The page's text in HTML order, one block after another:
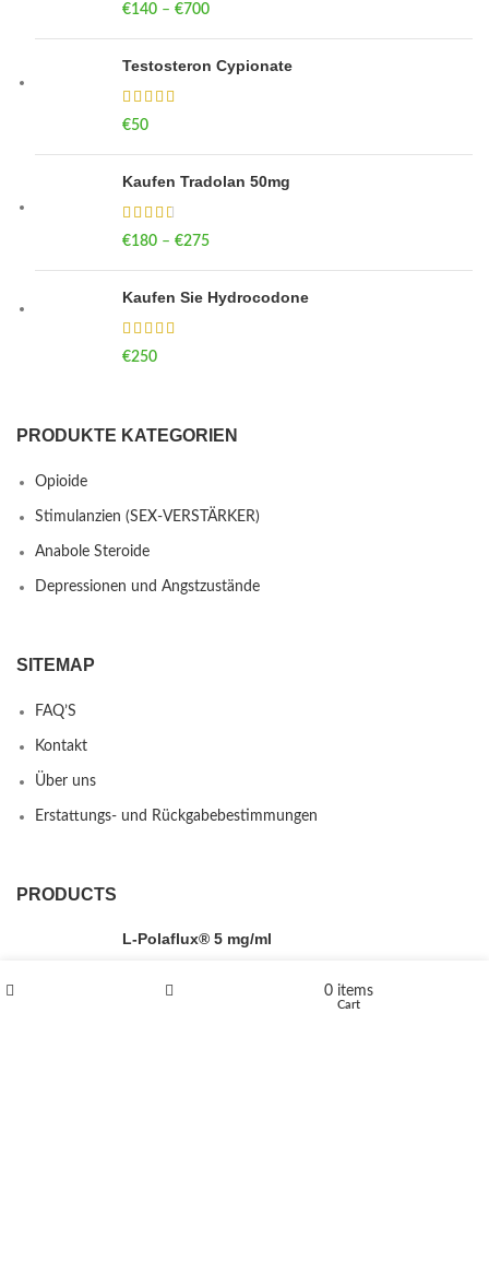
€140 – €700
Testosteron Cypionate
€50
Kaufen Tradolan 50mg
€180 – €275
Kaufen Sie Hydrocodone
€250
PRODUKTE KATEGORIEN
Opioide
Stimulanzien (SEX-VERSTÄRKER)
Anabole Steroide
Depressionen und Angstzustände
SITEMAP
FAQ’S
Kontakt
Über uns
Erstattungs- und Rückgabebestimmungen
PRODUCTS
L-Polaflux® 5 mg/ml
0 items
Cart